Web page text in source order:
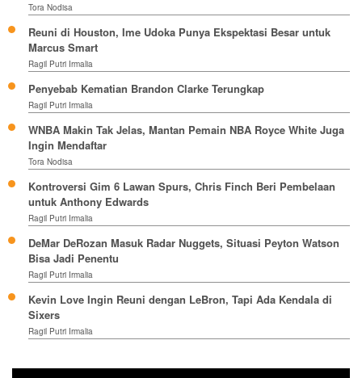
Tora Nodisa
Reuni di Houston, Ime Udoka Punya Ekspektasi Besar untuk
Marcus Smart
Ragil Putri Irmalia
Penyebab Kematian Brandon Clarke Terungkap
Ragil Putri Irmalia
WNBA Makin Tak Jelas, Mantan Pemain NBA Royce White Juga
Ingin Mendaftar
Tora Nodisa
Kontroversi Gim 6 Lawan Spurs, Chris Finch Beri Pembelaan
untuk Anthony Edwards
Ragil Putri Irmalia
DeMar DeRozan Masuk Radar Nuggets, Situasi Peyton Watson
Bisa Jadi Penentu
Ragil Putri Irmalia
Kevin Love Ingin Reuni dengan LeBron, Tapi Ada Kendala di
Sixers
Ragil Putri Irmalia